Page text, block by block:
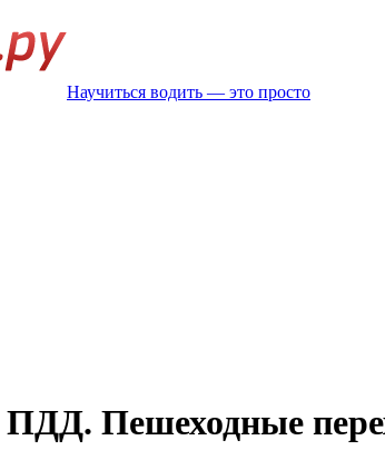
Научиться водить — это просто
Пешеходные